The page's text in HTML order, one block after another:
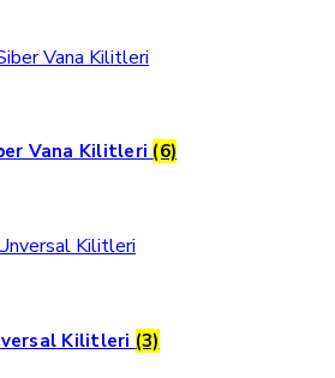
Vana Kilitleri (6)
Kilitleri (3)